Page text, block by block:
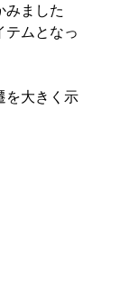
みました
テムとなっ
を大きく示